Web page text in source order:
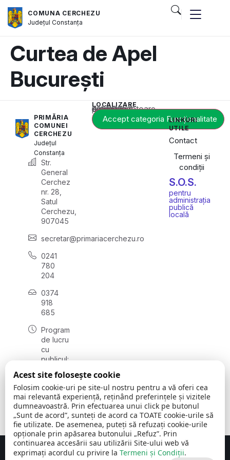
COMUNA CERCHEZU
JudețulConstanța
Curtea de Apel
București
PRIMĂRIA
COMUNEI
CERCHEZU
Județul
Constanța
Str.
General
Cerchez
nr. 28,
Satul
Cerchezu,
907045
secretar@primariacerchezu.ro
0241
780
204
0374
918
685
Program
de lucru
cu
publicul:
08:00 -
16:30
, vineri:
08:00 -
14:00
LOCALIZARE
Acest conținut este blocat până când acceptați categoria corespunzătoare de cookie-uri.
Accept categoria Funcționalitate
LINKURI
UTILE
Contact
Termeni și
condiții
S.O.S.
pentru
administrația
publică
locală
Concept realizat de Big Media Relații Publice SRL
Acest site folosește cookie
Folosim cookie-uri pe site-ul nostru pentru a vă oferi cea
mai relevantă experiență, reținând preferințele și vizitele
dumneavoastră. Prin efectuarea unui click pe butonul
„Sunt de acord”, sunteți de acord ca TOATE cookie-urile să
fie utilizate. De asemenea, puteți să refuzați cookie-urile
opționale prin apăsarea butonului „Refuz”. Prin
continuarea accesării sau utilizării Site-ului web vă
exprimați acordul cu privire la Termeni și Condiții.